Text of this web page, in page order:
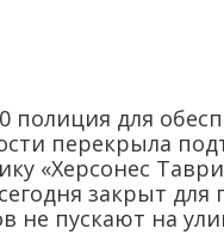
полиция для
перекрыла
«Херсонес
закрыт для
не пускают на